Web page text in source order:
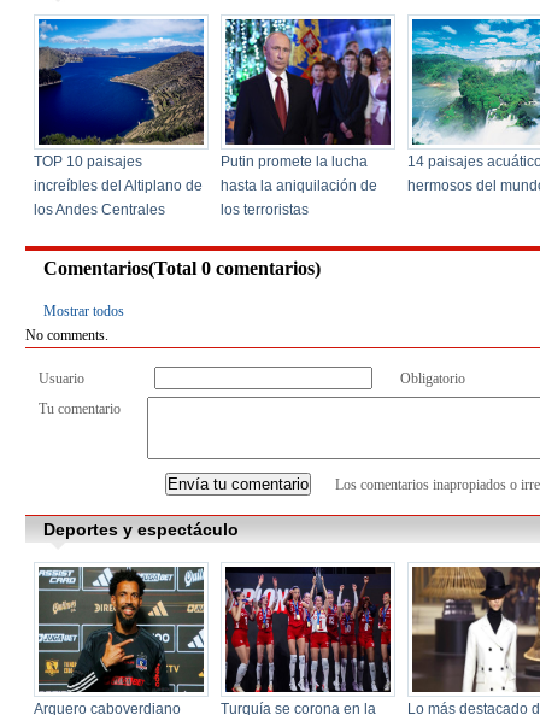
Comentarios(Total 0comentarios)
Mostrar todos
No comments.
Usuario
Obligatorio
Tu comentario
Los comentarios inapropiados o